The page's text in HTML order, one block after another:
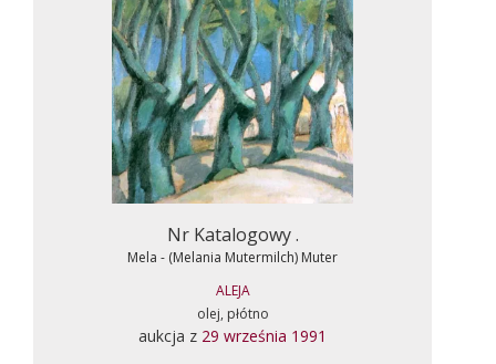
Nr Katalogowy .
Mela - (Melania Mutermilch) Muter
ALEJA
olej, płótno
aukcja z 29 września 1991